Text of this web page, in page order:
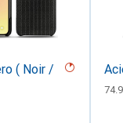
( Noir /
CHF